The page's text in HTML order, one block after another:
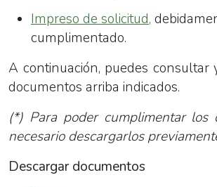
Impreso de solicitud,
cumplimentado.
A continuación, puedes consultar
documentos arriba indicados.
(*) Para poder cumplimentar los
necesario descargarlos
Descargar documentos